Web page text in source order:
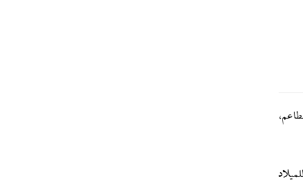
يأتي هذا الكشف في وقت يشهد فيه عدد المسافرين من دول مجلس تعاون الخليج الفارسي إلى ألمانيا زيادة، حيث سافر إلى ألمانيا في عام 2024 للميلاد